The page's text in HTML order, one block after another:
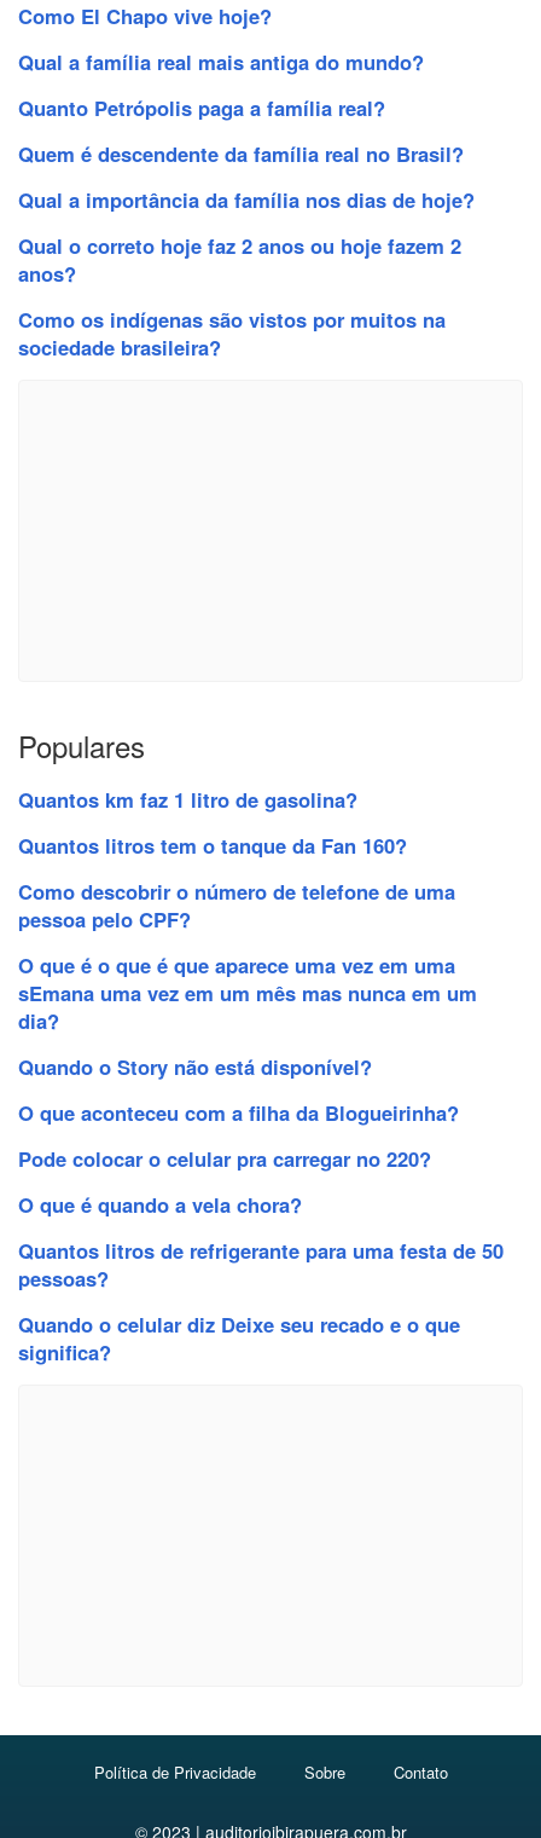
Como El Chapo vive hoje?
Qual a família real mais antiga do mundo?
Quanto Petrópolis paga a família real?
Quem é descendente da família real no Brasil?
Qual a importância da família nos dias de hoje?
Qual o correto hoje faz 2 anos ou hoje fazem 2
anos?
Como os indígenas são vistos por muitos na
sociedade brasileira?
Populares
Quantos km faz 1 litro de gasolina?
Quantos litros tem o tanque da Fan 160?
Como descobrir o número de telefone de uma
pessoa pelo CPF?
O que é o que é que aparece uma vez em uma
sEmana uma vez em um mês mas nunca em um
dia?
Quando o Story não está disponível?
O que aconteceu com a filha da Blogueirinha?
Pode colocar o celular pra carregar no 220?
O que é quando a vela chora?
Quantos litros de refrigerante para uma festa de 50
pessoas?
Quando o celular diz Deixe seu recado e o que
significa?
Política de Privacidade Sobre Contato
© 2023 | auditorioibirapuera.com.br